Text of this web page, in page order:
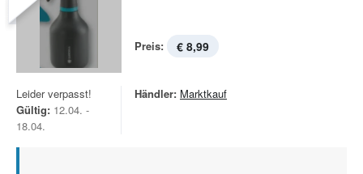
Preis: € 8,99
Leider verpasst!
Gültig: 12.04. -
18.04.
Händler: Marktkauf